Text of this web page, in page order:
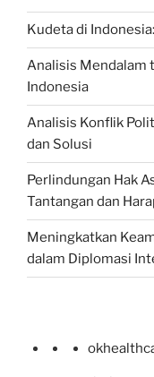
Kudeta di
Analisis Mendalam
Indonesia
Analisis Konflik
dan Solusi
Perlindungan Hak
Tantangan dan
Meningkatkan
dalam Diplomasi